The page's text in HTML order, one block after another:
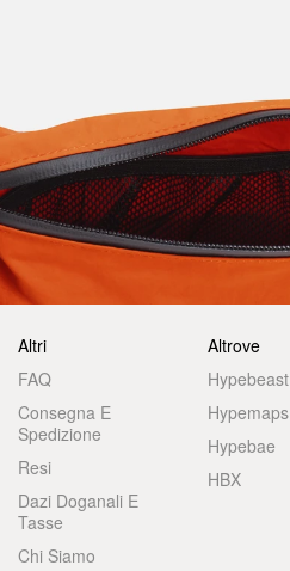
Altri
FAQ
Consegna E
Spedizione
Resi
Dazi Doganali E
Tasse
Chi Siamo
Altrove
Hypebeast
Hypemaps
Hypebae
HBX